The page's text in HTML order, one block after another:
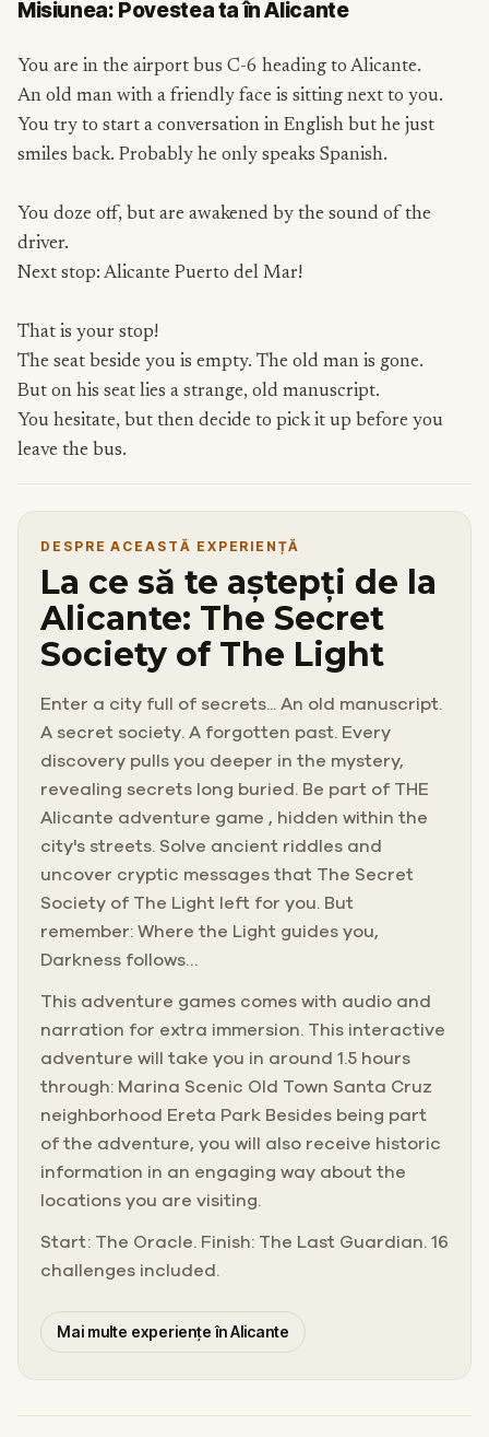
Misiunea: Povestea ta în Alicante
You are in the airport bus C-6 heading to Alicante.
An old man with a friendly face is sitting next to you.
You try to start a conversation in English but he just
smiles back. Probably he only speaks Spanish.
You doze off, but are awakened by the sound of the
driver.
Next stop: Alicante Puerto del Mar!
That is your stop!
The seat beside you is empty. The old man is gone.
But on his seat lies a strange, old manuscript.
You hesitate, but then decide to pick it up before you
leave the bus.
DESPRE ACEASTĂ EXPERIENȚĂ
La ce să te aștepți de la
Alicante: The Secret
Society of The Light
Enter a city full of secrets... An old manuscript.
A secret society. A forgotten past. Every
discovery pulls you deeper in the mystery,
revealing secrets long buried. Be part of THE
Alicante adventure game , hidden within the
city's streets. Solve ancient riddles and
uncover cryptic messages that The Secret
Society of The Light left for you. But
remember: Where the Light guides you,
Darkness follows…
This adventure games comes with audio and
narration for extra immersion. This interactive
adventure will take you in around 1.5 hours
through: Marina Scenic Old Town Santa Cruz
neighborhood Ereta Park Besides being part
of the adventure, you will also receive historic
information in an engaging way about the
locations you are visiting.
Start: The Oracle. Finish: The Last Guardian. 16
challenges included.
Mai multe experiențe în Alicante